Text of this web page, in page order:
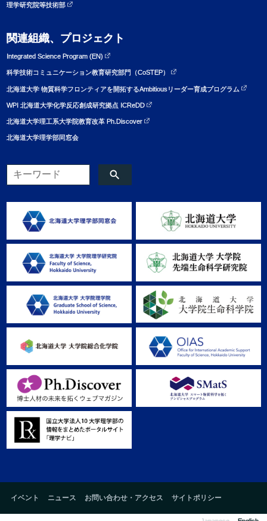
理学研究院等技術部
関連組織、プロジェクト
Integrated Science Program (EN)
科学技術コミュニケーション教育研究部門（CoSTEP）
北海道大学 物質科学フロンティアを開拓するAmbitiousリーダー育成プログラム
WPI 北海道大学化学反応創成研究拠点 ICReDD
北海道大学理工系大学院教育改革 Ph.Discover
北海道大学理学部同窓会
イベント ニュース お問い合わせ・アクセス サイトポリシー